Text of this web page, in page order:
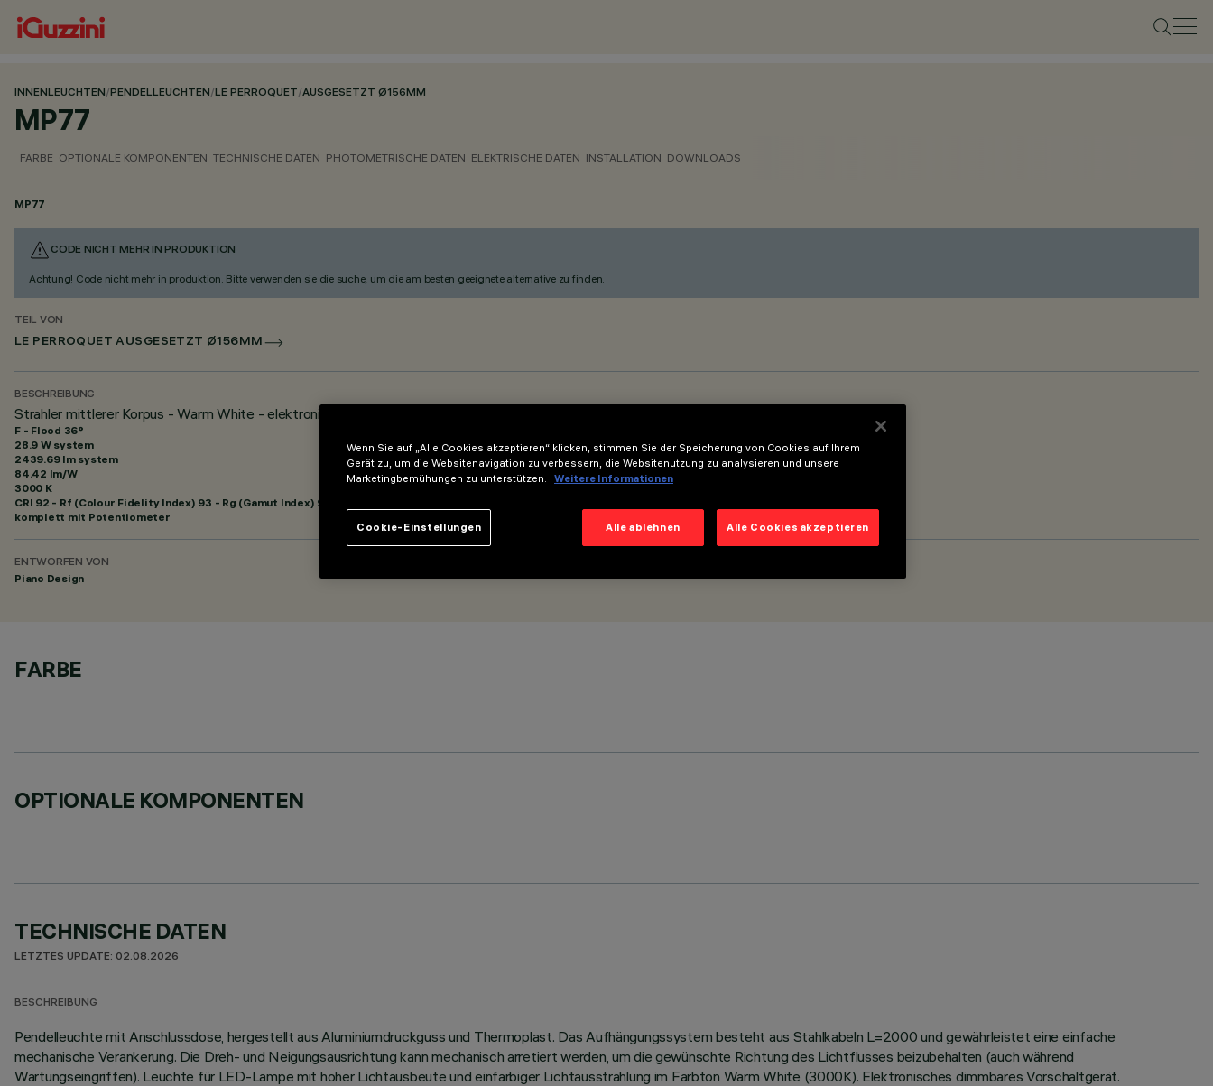
INNENLEUCHTEN/PENDELLEUCHTEN/LE PERROQUET/AUSGESETZT Ø156MM
MP77
FARBE OPTIONALE KOMPONENTEN TECHNISCHE DATEN PHOTOMETRISCHE DATEN ELEKTRISCHE DATEN INSTALLATION DOWNLOADS
MP77
CODE NICHT MEHR IN PRODUKTION
Achtung! Code nicht mehr in produktion. Bitte verwenden sie die suche, um die am besten geeignete alternative zu finden.
TEIL VON
LE PERROQUET AUSGESETZT Ø156MM
BESCHREIBUNG
Strahler mittlerer Korpus - Warm White - elektronisches Vorschaltgerät und Dimmer - Flood-Optik
F - Flood 36°
28.9 W system
2439.69 lm system
84.42 lm/W
3000 K
CRI 92 - Rf (Colour Fidelity Index) 93 - Rg (Gamut Index) 99
komplett mit Potentiometer
ENTWORFEN VON
Piano Design
FARBE
OPTIONALE KOMPONENTEN
TECHNISCHE DATEN
LETZTES UPDATE: 02.08.2026
BESCHREIBUNG
Pendelleuchte mit Anschlussdose, hergestellt aus Aluminiumdruckguss und Thermoplast. Das Aufhängungssystem besteht aus Stahlkabeln L=2000 und gewährleistet eine einfache
mechanische Verankerung. Die Dreh- und Neigungsausrichtung kann mechanisch arretiert werden, um die gewünschte Richtung des Lichtflusses beizubehalten (auch während
Wartungseingriffen). Leuchte für LED-Lampe mit hoher Lichtausbeute und einfarbiger Lichtausstrahlung im Farbton Warm White (3000K). Elektronisches dimmbares Vorschaltgerät.
Wenn Sie auf „Alle Cookies akzeptieren“ klicken, stimmen Sie der Speicherung von Cookies auf Ihrem
Gerät zu, um die Websitenavigation zu verbessern, die Websitenutzung zu analysieren und unsere
Marketingbemühungen zu unterstützen.
Weitere Informationen
Alle ablehnen Alle Cookies akzeptieren
Cookie-Einstellungen